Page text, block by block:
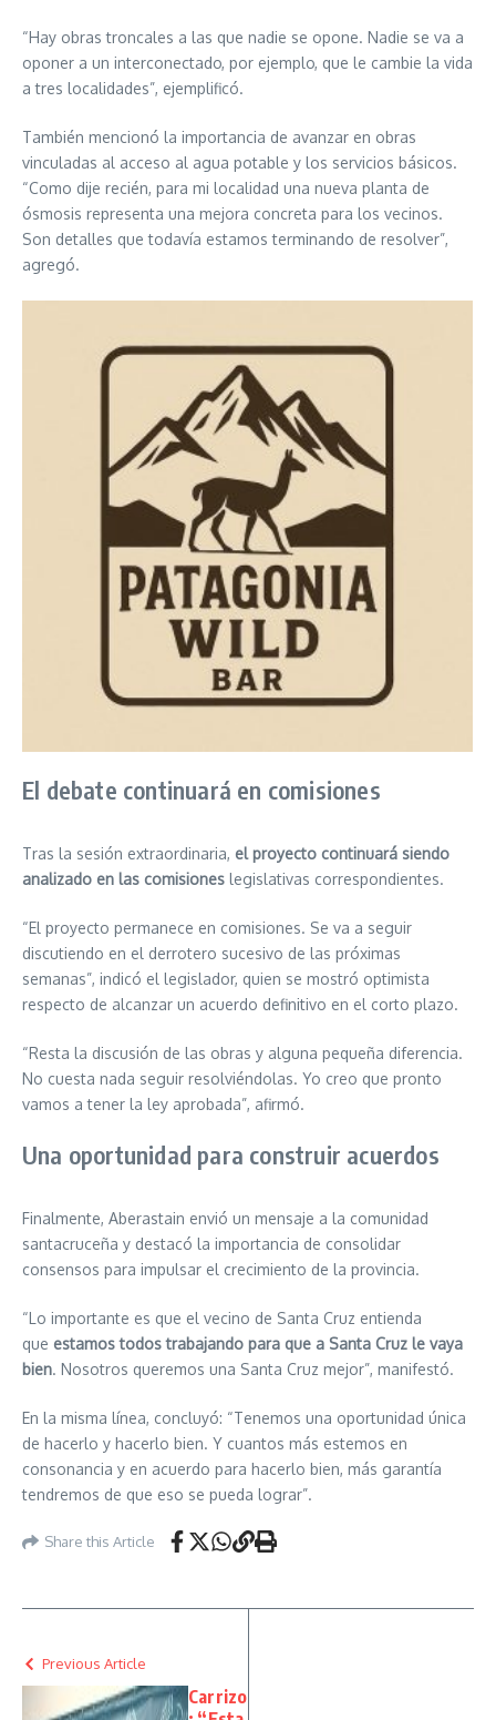
“Hay obras troncales a las que nadie se opone. Nadie se va a
oponer a un interconectado, por ejemplo, que le cambie la vida
a tres localidades”, ejemplificó.
También mencionó la importancia de avanzar en obras
vinculadas al acceso al agua potable y los servicios básicos.
“Como dije recién, para mi localidad una nueva planta de
ósmosis representa una mejora concreta para los vecinos.
Son detalles que todavía estamos terminando de resolver”,
agregó.
El debate continuará en comisiones
Tras la sesión extraordinaria, el proyecto continuará siendo
analizado en las comisiones legislativas correspondientes.
“El proyecto permanece en comisiones. Se va a seguir
discutiendo en el derrotero sucesivo de las próximas
semanas”, indicó el legislador, quien se mostró optimista
respecto de alcanzar un acuerdo definitivo en el corto plazo.
“Resta la discusión de las obras y alguna pequeña diferencia.
No cuesta nada seguir resolviéndolas. Yo creo que pronto
vamos a tener la ley aprobada”, afirmó.
Una oportunidad para construir acuerdos
Finalmente, Aberastain envió un mensaje a la comunidad
santacruceña y destacó la importancia de consolidar
consensos para impulsar el crecimiento de la provincia.
“Lo importante es que el vecino de Santa Cruz entienda
que estamos todos trabajando para que a Santa Cruz le vaya
bien. Nosotros queremos una Santa Cruz mejor”, manifestó.
En la misma línea, concluyó: “Tenemos una oportunidad única
de hacerlo y hacerlo bien. Y cuantos más estemos en
consonancia y en acuerdo para hacerlo bien, más garantía
tendremos de que eso se pueda lograr”.
Share this Article
Previous Article
Carrizo